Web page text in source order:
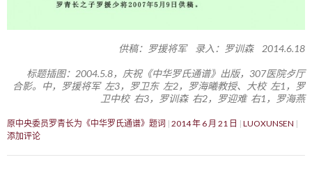
供稿：罗援将军 录入：罗训森 2014.6.18
标题插图：2004.5.8，庆祝《中华罗氏通谱》出版，307医院歺厅
合影。中，罗援将军 左3，罗卫东 左2，罗海曦教授、大校 左1，罗
卫中校 右3，罗训森 右2，罗迎难 右1，罗海燕
原中央委员罗青长为《中华罗氏通谱》题词 2014 年 6 月 21 日
LUOXUNSEN
添加评论